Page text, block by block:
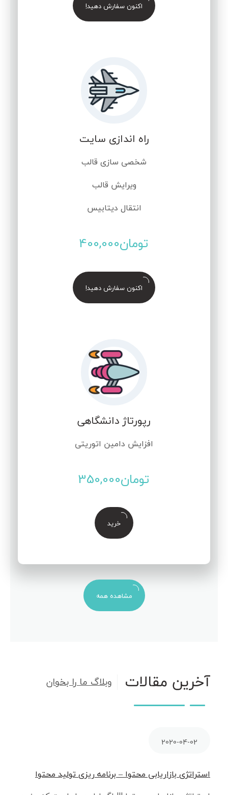
اکنون سفارش دهید!
راه اندازی سایت
شخصی سازی قالب
ویرایش قالب
انتقال دیتابیس
تومان400,000
اکنون سفارش دهید!
رپورتاژ دانشگاهی
افزایش دامین اتوریتی
تومان350,000
خرید
مشاهده همه
آخرین مقالات وبلاگ ما را بخوان
2020-04-02
استراتژی بازاریابی محتوا – برنامه ریزی تولید محتوا